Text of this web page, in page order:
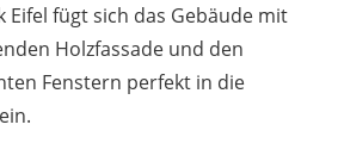
Eifel fügt sich das Gebäude mit
Holzfassade und den
Fenstern perfekt in die